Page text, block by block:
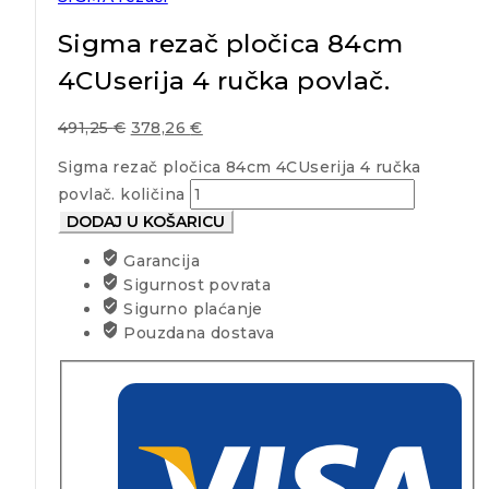
Sigma rezač pločica 84cm
4CUserija 4 ručka povlač.
491,25€ 378,26€
Sigma rezač pločica 84cm 4CUserija 4 ručka
povlač. količina
DODAJ U KOŠARICU
Garancija
Sigurnost povrata
Sigurno plaćanje
Pouzdana dostava